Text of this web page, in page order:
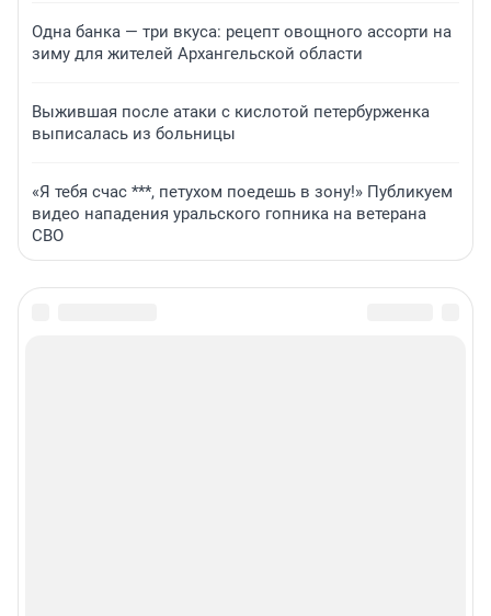
Одна банка — три вкуса: рецепт овощного ассорти на
зиму для жителей Архангельской области
Выжившая после атаки с кислотой петербурженка
выписалась из больницы
«Я тебя счас ***, петухом поедешь в зону!» Публикуем
видео нападения уральского гопника на ветерана
СВО